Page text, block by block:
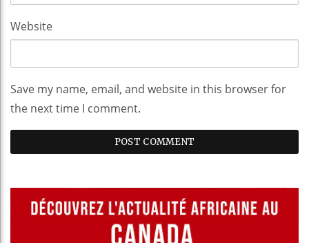
Website
Save my name, email, and website in this browser for
the next time I comment.